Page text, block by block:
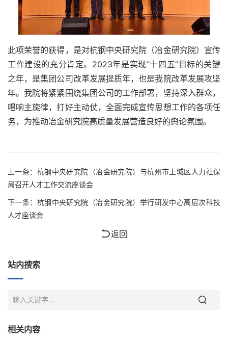
此项荣誉的获得，是对杭钢中央研究院（冶金研究院）宣传
工作建设的充分肯定。2023年是实现“十四五”目标的关键
之年，是集团公司改革发展提质年，也是我院改革发展攻坚
年。我院将紧紧围绕集团公司的工作部署，坚持深入群众，
唱响主旋律，打好主动仗，全面完成宣传思想工作的各项任
务，为推动冶金研究院高质量发展营造良好的舆论氛围。
上一条： 杭钢中央研究院（冶金研究院）与杭州市上城区人力社保
局召开人才工作交流座谈会
下一条： 杭钢中央研究院（冶金研究院）举行研发中心高层次科技
人才座谈会
返回
站内搜索
相关内容